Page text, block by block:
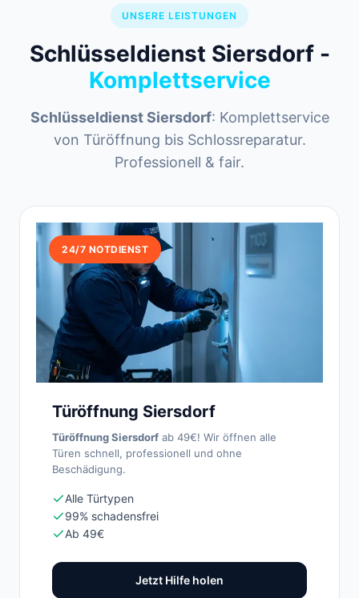
UNSERE LEISTUNGEN
Schlüsseldienst Siersdorf -
Komplettservice
Schlüsseldienst Siersdorf: Komplettservice
von Türöffnung bis Schlossreparatur.
Professionell & fair.
24/7 NOTDIENST
Türöffnung Siersdorf
Türöffnung Siersdorf ab 49€! Wir öffnen alle
Türen schnell, professionell und ohne
Beschädigung.
Alle Türtypen
99% schadensfrei
Ab 49€
Jetzt Hilfe holen